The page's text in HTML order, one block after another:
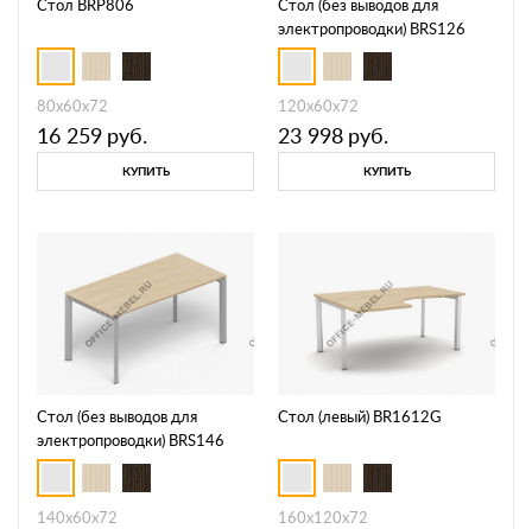
Стол BRP806
80х60х72
16 259 руб.
КУПИТЬ
Стол (без выводов для
электропроводки) BRS126
120х60х72
23 998 руб.
КУПИТЬ
Стол (без выводов для
электропроводки) BRS146
140х60х72
Стол (левый) BR1612G
160х120х72